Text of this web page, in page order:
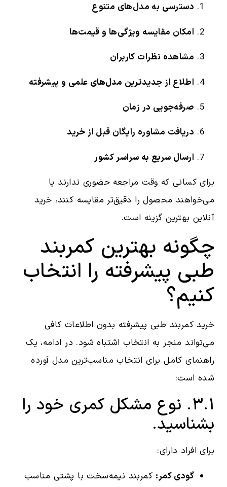
دسترسی به مدل‌های متنوع
امکان مقایسه ویژگی‌ها و قیمت‌ها
مشاهده نظرات کاربران
اطلاع از جدیدترین مدل‌های علمی و پیشرفته
صرفه‌جویی در زمان
دریافت مشاوره رایگان قبل از خرید
ارسال سریع به سراسر کشور
برای کسانی که وقت مراجعه حضوری ندارند یا
می‌خواهند محصول را دقیق‌تر مقایسه کنند، خرید
آنلاین بهترین گزینه است.
چگونه بهترین کمربند
طبی پیشرفته را انتخاب
کنیم؟
خرید کمربند طبی پیشرفته بدون اطلاعات کافی
می‌تواند منجر به انتخاب اشتباه شود. در ادامه، یک
راهنمای کامل برای انتخاب مناسب‌ترین مدل آورده
شده است:
۳.۱. نوع مشکل کمری خود را
بشناسید.
برای افراد دارای:
گودی کمر: کمربند نیمه‌سخت با پشتی مناسب